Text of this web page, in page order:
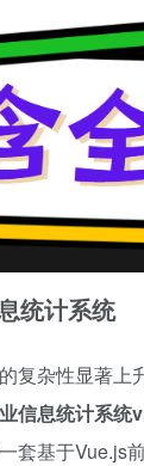
统计系统
复杂性显著
信息统计系统
套基于Vue.js